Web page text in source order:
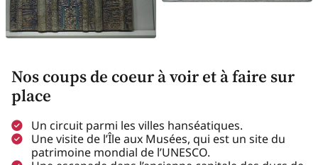
Nos coups de coeur à voir et à faire sur
place
Un circuit parmi les villes hanséatiques.
Une visite de l’Île aux Musées, qui est un site du
patrimoine mondial de l’UNESCO.